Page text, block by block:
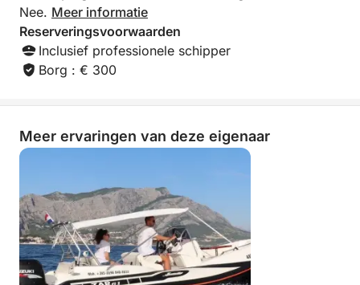
Nee. Meer informatie
Reserveringsvoorwaarden
Inclusief professionele schipper
Borg : € 300
Meer ervaringen van deze eigenaar